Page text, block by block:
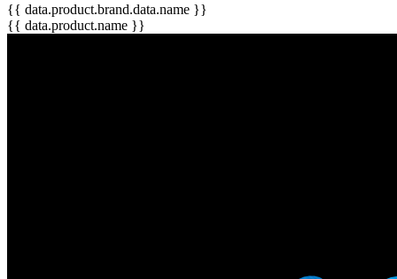
{{ data.product.brand.data.name }}
{{ data.product.name }}